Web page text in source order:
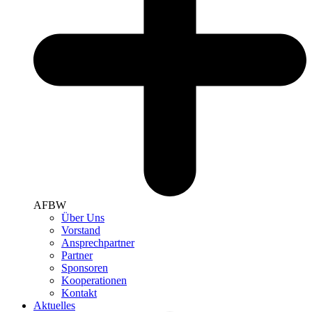
AFBW
Über Uns
Vorstand
Ansprechpartner
Partner
Sponsoren
Kooperationen
Kontakt
Aktuelles